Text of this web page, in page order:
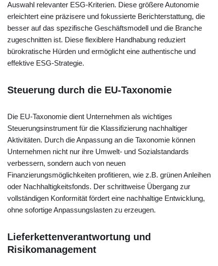
Auswahl relevanter ESG-Kriterien. Diese größere Autonomie
erleichtert eine präzisere und fokussierte Berichterstattung, die
besser auf das spezifische Geschäftsmodell und die Branche
zugeschnitten ist. Diese flexiblere Handhabung reduziert
bürokratische Hürden und ermöglicht eine authentische und
effektive ESG-Strategie.
Steuerung durch die EU-Taxonomie
Die EU-Taxonomie dient Unternehmen als wichtiges
Steuerungsinstrument für die Klassifizierung nachhaltiger
Aktivitäten. Durch die Anpassung an die Taxonomie können
Unternehmen nicht nur ihre Umwelt- und Sozialstandards
verbessern, sondern auch von neuen
Finanzierungsmöglichkeiten profitieren, wie z.B. grünen Anleihen
oder Nachhaltigkeitsfonds. Der schrittweise Übergang zur
vollständigen Konformität fördert eine nachhaltige Entwicklung,
ohne sofortige Anpassungslasten zu erzeugen.
Lieferkettenverantwortung und
Risikomanagement